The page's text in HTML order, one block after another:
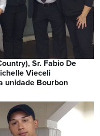
Sr. Fabio De
Vieceli
unidade Bourbon